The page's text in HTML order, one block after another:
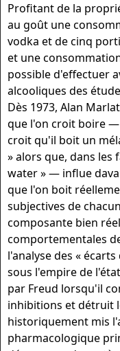
Profitant de la
au goût une
vodka et de cinq
et une
possible d'effectuer
alcooliques des
Dès 1973, Alan
que l'on croit boire
croit qu'il boit un
» alors que, dans les
water » — influe
que l'on boit
subjectives de
composante bien
comportementales
l'analyse des «
sous l'empire de
par Freud lorsqu'il
inhibitions et détruit
historiquement mis
pharmacologique